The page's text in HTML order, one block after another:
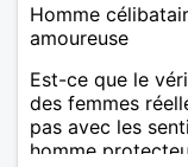
Homme
amoureuse
Est-ce que le
des femmes
pas avec les
homme